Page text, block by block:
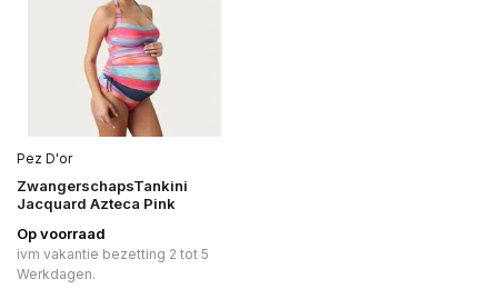
Pez D'or
ZwangerschapsTankini
Jacquard Azteca Pink
Op voorraad
ivm vakantie bezetting 2 tot 5
Werkdagen.